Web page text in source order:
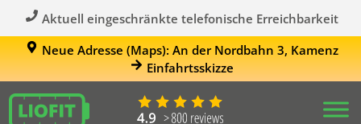
Aktuell eingeschränkte telefonische Erreichbarkeit
Neue Adresse (Maps): An der Nordbahn 3, Kamenz
Einfahrtsskizze